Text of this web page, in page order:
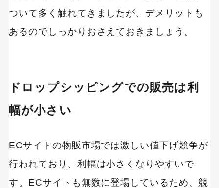
ついて多く触れてきましたが、デメリットも
あるのでしっかりおさえておきましょう。
ドロップシッピングでの販売は利
幅が小さい
ECサイトの物販市場では激しい値下げ競争が
行われており、利幅は小さくなりやすいで
す。ECサイトも無数に登場しているため、競